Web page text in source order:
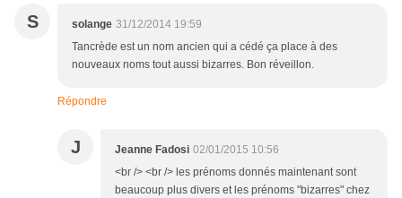
S solange 31/12/2014 19:59
Tancrède est un nom ancien qui a cédé ça place à des
nouveaux noms tout aussi bizarres. Bon réveillon.
Répondre
J Jeanne Fadosi 02/01/2015 10:56
<br /> <br /> les prénoms donnés maintenant sont
beaucoup plus divers et les prénoms "bizarres" chez